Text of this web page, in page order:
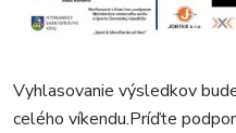
Vyhlasovanie výsledkov
celého víkendu.Príďte